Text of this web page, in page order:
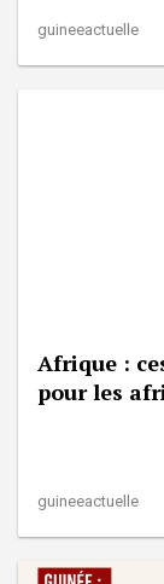
guineeactuelle
Afrique :
pour les
guineeactuelle